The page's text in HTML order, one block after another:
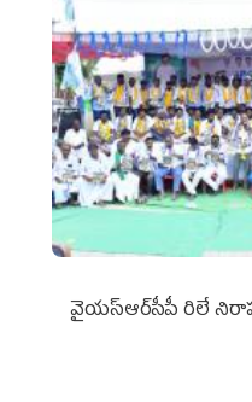
వైయ‌స్ఆర్‌సీపీ రిలే